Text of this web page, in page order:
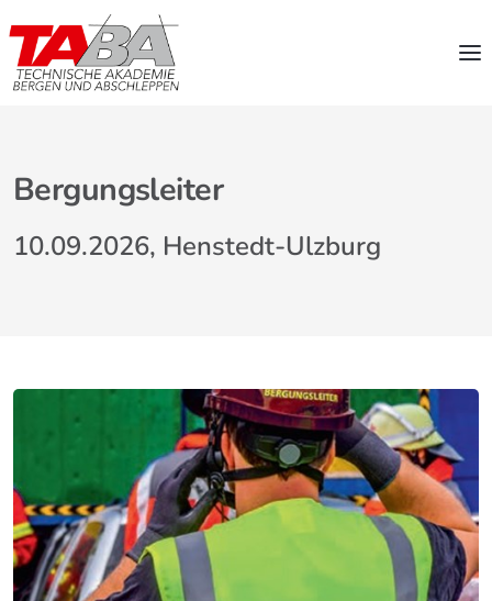
Bergungsleiter
10.09.2026, Henstedt-Ulzburg